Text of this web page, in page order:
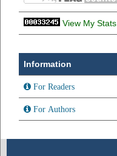
View My Stats
Information
For Readers
For Authors